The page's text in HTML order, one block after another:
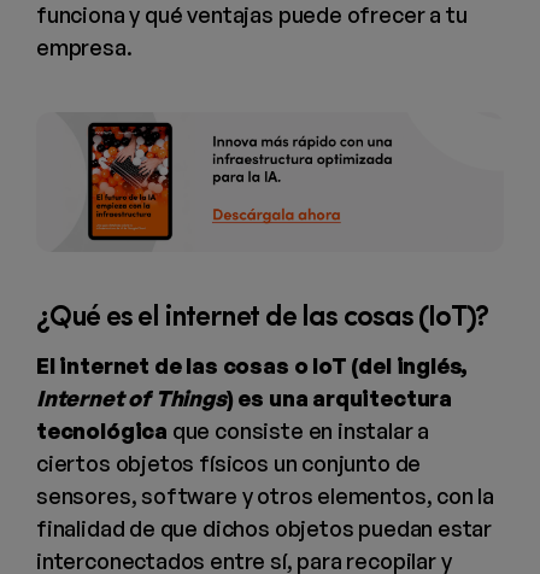
funciona y qué ventajas puede ofrecer a tu
empresa.
¿Qué es el internet de las cosas (IoT)?
El internet de las cosas o IoT (del inglés,
Internet of Things) es una arquitectura
tecnológica que consiste en instalar a
ciertos objetos físicos un conjunto de
sensores, software y otros elementos, con la
finalidad de que dichos objetos puedan estar
interconectados entre sí, para recopilar y